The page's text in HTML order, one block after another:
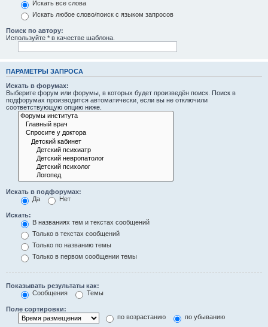
Искать все слова
Искать любое слово/поиск с языком запросов
Поиск по автору:
Используйте * в качестве шаблона.
ПАРАМЕТРЫ ЗАПРОСА
Искать в форумах:
Выберите форум или форумы, в которых будет произведён поиск. Поиск в
подфорумах производится автоматически, если вы не отключили
соответствующую опцию ниже.
Искать в подфорумах:
Да
Нет
Искать:
В названиях тем и текстах сообщений
Только в текстах сообщений
Только по названию темы
Только в первом сообщении темы
Показывать результаты как:
Сообщения
Темы
Поле сортировки:
по возрастанию
по убыванию